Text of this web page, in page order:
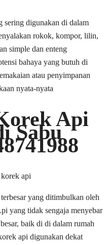
sering digunakan di dalam
rokok, kompor, lilin,
simple dan enteng
bahaya yang butuh di
atau penyimpanan
nyata-nyata
Api
Sabu
api
yang ditimbulkan oleh
yang tidak sengaja menyebar
baik di di dalam rumah
api digunakan dekat